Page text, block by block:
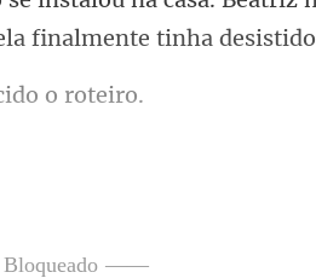
——